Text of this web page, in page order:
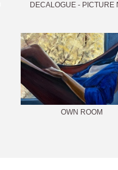
DECALOGUE - PICTURE
OWN ROOM